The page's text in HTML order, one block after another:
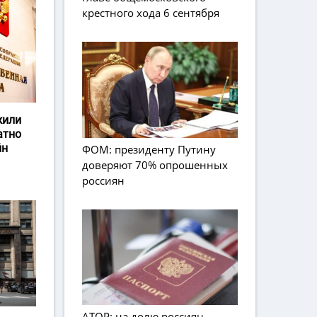
крестного хода 6 сентября
ФОМ: президенту Путину
доверяют 70% опрошенных
россиян